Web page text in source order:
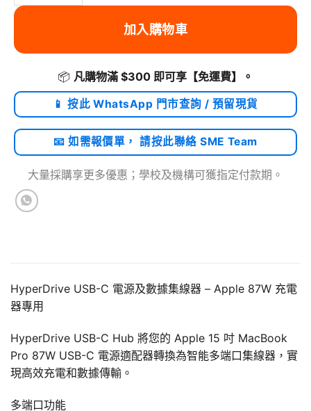
加入購物車
📦 凡購物滿 $300 即可享 【免運費】 。
📱 按此 WhatsApp 門市查詢 / 預留現貨
📧 如需報價單， 請按此聯絡 SME Team
大量採購享更多優惠；學校及機構可獲指定付款期。
HyperDrive USB-C 電源及數據集線器 – Apple 87W 充電
器專用
HyperDrive USB-C Hub 將您的 Apple 15 吋 MacBook
Pro 87W USB-C 電源適配器轉換為智能多端口集線器，實
現高效充電和數據傳輸。
多端口功能